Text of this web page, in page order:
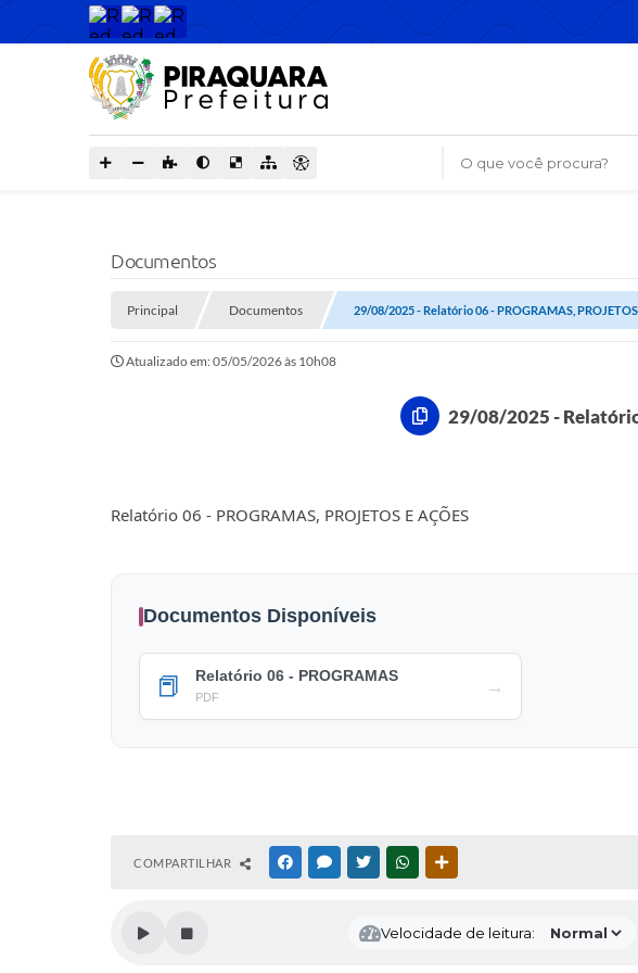
O que você procura?
Documentos
Principal Documentos 29/08/2025 - Relatório 06 - PROGRAMAS, PROJETOS
Atualizado em: 05/05/2026 às 10h08
29/08/2025 - Relatório
Relatório 06 - PROGRAMAS, PROJETOS E AÇÕES
Documentos Disponíveis
📕 Relatório 06 - PROGRAMAS
PDF
→
COMPARTILHAR FACEBOOKMESSENGER
TWITTERWHATSAPP
Velocidade de leitura: